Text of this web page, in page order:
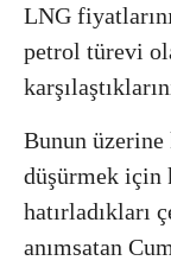
LNG
petrol türevi
Bunun
düşürmek için
hatırladıkları
anımsatan